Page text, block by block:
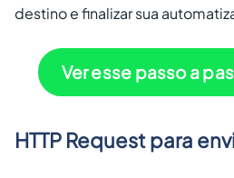
destino e finalizar sua
Ver esse passo a
HTTP Request para